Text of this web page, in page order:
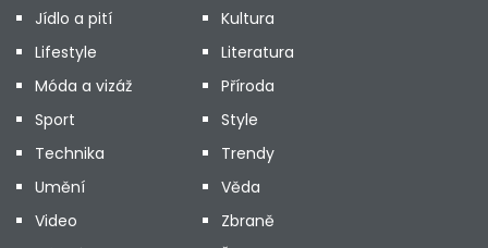
Jídlo a pití
Kultura
Lifestyle
Literatura
Móda a vizáž
Příroda
Sport
Style
Technika
Trendy
Umění
Věda
Video
Zbraně